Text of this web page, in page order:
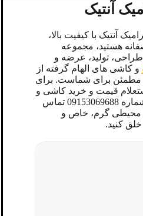
آنتیک
آنتیک با کیفیت بالا،
هستید، مجموعه
تولید، عرضه و
و کاشی های الهام ‌گرفته از
مطمئن برای شماست. برای
قیمت و خرید کاشی و
سرامیک آنتیک، همین حالا با شماره 09153069688 تماس
محیطی گرم، خاص و
کنید.